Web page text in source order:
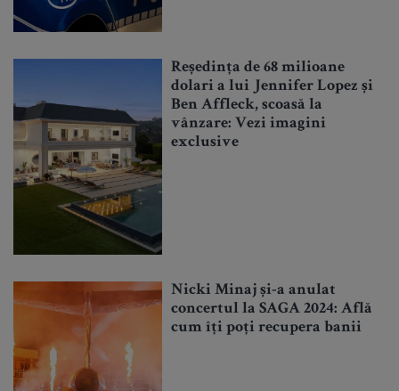
Reședința de 68 milioane
dolari a lui Jennifer Lopez și
Ben Affleck, scoasă la
vânzare: Vezi imagini
exclusive
Nicki Minaj și-a anulat
concertul la SAGA 2024: Află
cum îți poți recupera banii